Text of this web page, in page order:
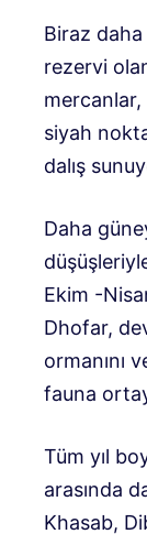
Biraz
rezervi
mercanlar,
siyah
dalış
Daha
Ekim -
Dhofar,
ormanını
fauna
Tüm yıl
arasında
Khasab,